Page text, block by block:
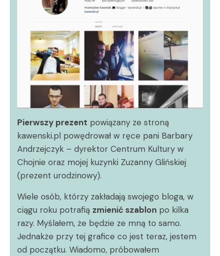
Pierwszy prezent powiązany ze stroną
kawenski.pl powędrował w ręce pani Barbary
Andrzejczyk – dyrektor Centrum Kultury w
Chojnie oraz mojej kuzynki Zuzanny Glińskiej
(prezent urodzinowy).
Wiele osób, którzy zakładają swojego bloga, w
ciągu roku potrafią zmienić szablon po kilka
razy. Myślałem, że będzie ze mną to samo.
Jednakże przy tej grafice co jest teraz, jestem
od początku. Wiadomo, próbowałem